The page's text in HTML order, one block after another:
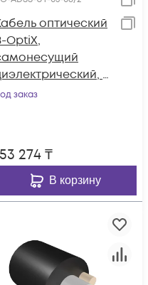
оптический
OptiX,
8
3.0кН, FRP
заказ
274₸
В корзину